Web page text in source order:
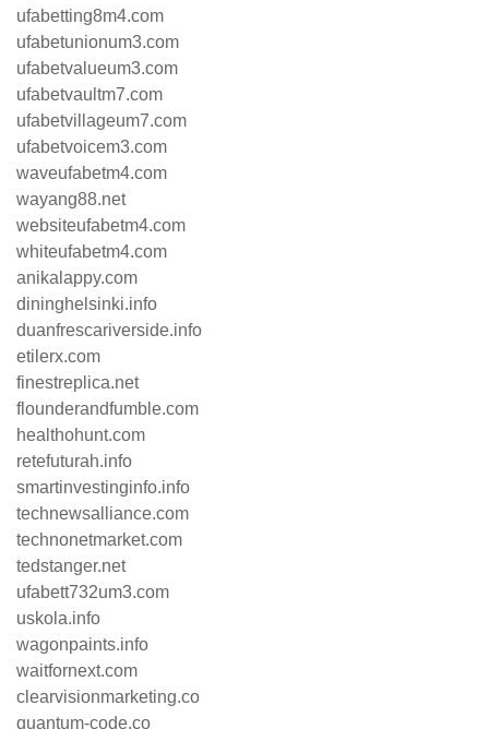
ufabetting8m4.com
ufabetunionum3.com
ufabetvalueum3.com
ufabetvaultm7.com
ufabetvillageum7.com
ufabetvoicem3.com
waveufabetm4.com
wayang88.net
websiteufabetm4.com
whiteufabetm4.com
anikalappy.com
dininghelsinki.info
duanfrescariverside.info
etilerx.com
finestreplica.net
flounderandfumble.com
healthohunt.com
retefuturah.info
smartinvestinginfo.info
technewsalliance.com
technonetmarket.com
tedstanger.net
ufabett732um3.com
uskola.info
wagonpaints.info
waitfornext.com
clearvisionmarketing.co
quantum-code.co